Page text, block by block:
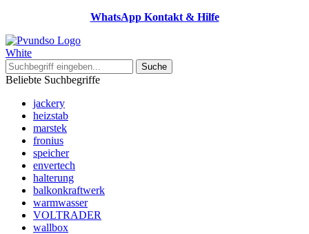
WhatsApp Kontakt & Hilfe
Suche
Beliebte Suchbegriffe
jackery
heizstab
marstek
fronius
speicher
envertech
halterung
balkonkraftwerk
warmwasser
VOLTRADER
wallbox